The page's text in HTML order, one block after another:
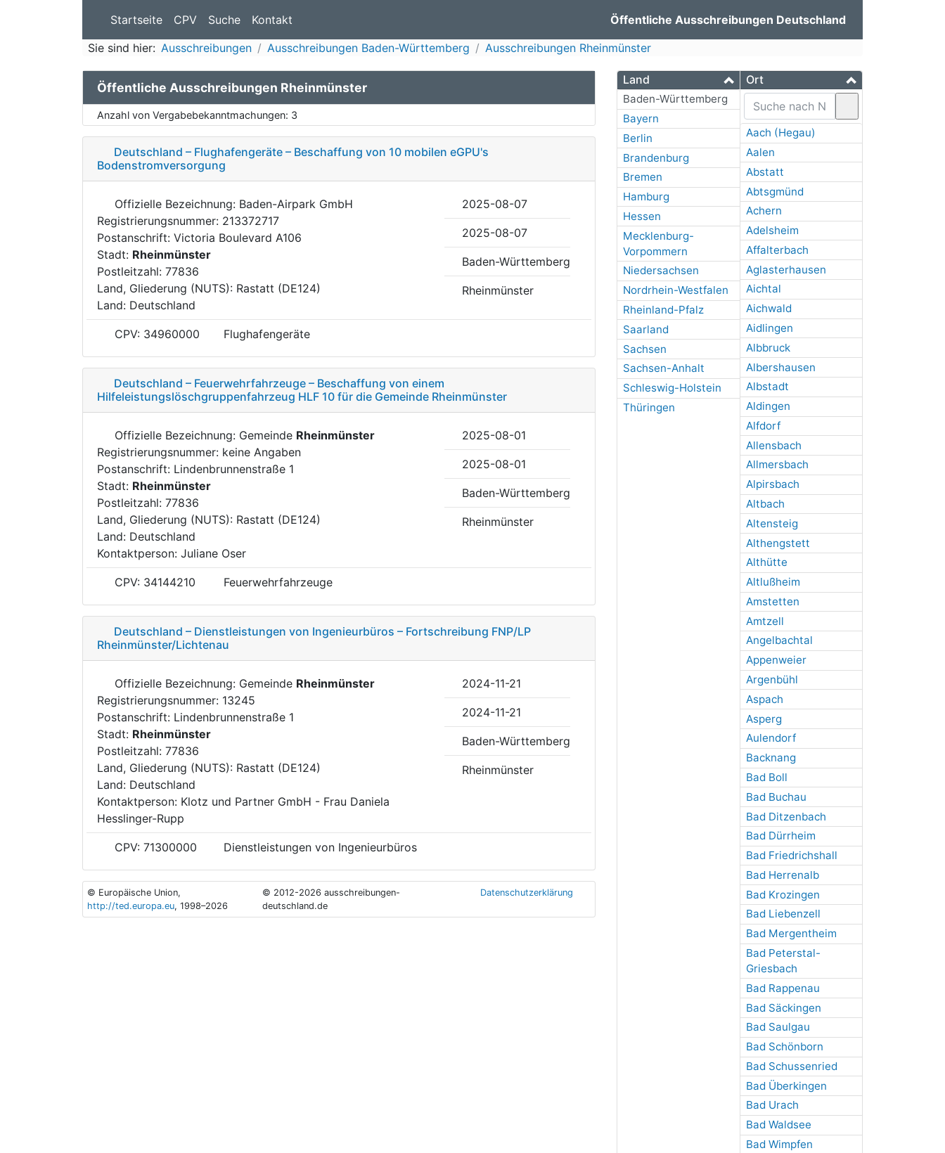
Startseite CPV Suche Kontakt Öffentliche Ausschreibungen Deutschland
Sie sind hier: Ausschreibungen Ausschreibungen Baden-Württemberg Ausschreibungen Rheinmünster
Land
Baden-Württemberg
Bayern
Berlin
Brandenburg
Bremen
Hamburg
Hessen
Mecklenburg-
Vorpommern
Niedersachsen
Nordrhein-Westfalen
Rheinland-Pfalz
Saarland
Sachsen
Sachsen-Anhalt
Schleswig-Holstein
Thüringen
Ort
Aach (Hegau)
Aalen
Abstatt
Abtsgmünd
Achern
Adelsheim
Affalterbach
Aglasterhausen
Aichtal
Aichwald
Aidlingen
Albbruck
Albershausen
Albstadt
Aldingen
Alfdorf
Allensbach
Allmersbach
Alpirsbach
Altbach
Altensteig
Althengstett
Althütte
Altlußheim
Amstetten
Amtzell
Angelbachtal
Appenweier
Argenbühl
Aspach
Asperg
Aulendorf
Backnang
Bad Boll
Bad Buchau
Bad Ditzenbach
Bad Dürrheim
Bad Friedrichshall
Bad Herrenalb
Bad Krozingen
Bad Liebenzell
Bad Mergentheim
Bad Peterstal-
Griesbach
Bad Rappenau
Bad Säckingen
Bad Saulgau
Bad Schönborn
Bad Schussenried
Bad Überkingen
Bad Urach
Bad Waldsee
Bad Wimpfen
Öffentliche Ausschreibungen Rheinmünster
Anzahl von Vergabebekanntmachungen: 3
Deutschland – Flughafengeräte – Beschaffung von 10 mobilen eGPU's
Bodenstromversorgung
Offizielle Bezeichnung: Baden-Airpark GmbH
Registrierungsnummer: 213372717
Postanschrift: Victoria Boulevard A106
Stadt: Rheinmünster
Postleitzahl: 77836
Land, Gliederung (NUTS): Rastatt (DE124)
Land: Deutschland
2025-08-07
2025-08-07
Baden-Württemberg
Rheinmünster
CPV: 34960000 Flughafengeräte
Deutschland – Feuerwehrfahrzeuge – Beschaffung von einem
Hilfeleistungslöschgruppenfahrzeug HLF 10 für die Gemeinde Rheinmünster
Offizielle Bezeichnung: Gemeinde Rheinmünster
Registrierungsnummer: keine Angaben
Postanschrift: Lindenbrunnenstraße 1
Stadt: Rheinmünster
Postleitzahl: 77836
Land, Gliederung (NUTS): Rastatt (DE124)
Land: Deutschland
Kontaktperson: Juliane Oser
2025-08-01
2025-08-01
Baden-Württemberg
Rheinmünster
CPV: 34144210 Feuerwehrfahrzeuge
Deutschland – Dienstleistungen von Ingenieurbüros – Fortschreibung FNP/LP
Rheinmünster/Lichtenau
Offizielle Bezeichnung: Gemeinde Rheinmünster
Registrierungsnummer: 13245
Postanschrift: Lindenbrunnenstraße 1
Stadt: Rheinmünster
Postleitzahl: 77836
Land, Gliederung (NUTS): Rastatt (DE124)
Land: Deutschland
Kontaktperson: Klotz und Partner GmbH - Frau Daniela
Hesslinger-Rupp
2024-11-21
2024-11-21
Baden-Württemberg
Rheinmünster
CPV: 71300000 Dienstleistungen von Ingenieurbüros
© Europäische Union,
http://ted.europa.eu, 1998–2026
© 2012-2026 ausschreibungen-
deutschland.de
Datenschutzerklärung